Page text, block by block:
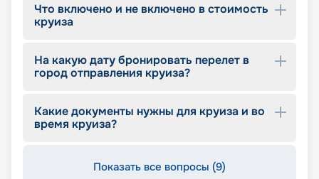
Что включено и не включено в стоимость
круиза
На какую дату бронировать перелет в
город отправления круиза?
Какие документы нужны для круиза и во
время круиза?
Показать все вопросы (9)